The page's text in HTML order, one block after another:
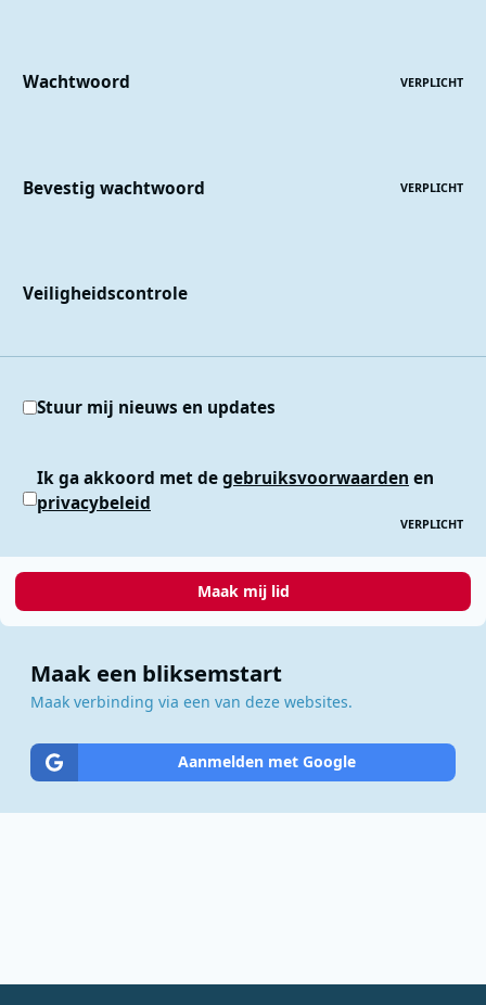
Wachtwoord VERPLICHT
Bevestig wachtwoord VERPLICHT
Veiligheidscontrole
Stuur mij nieuws en updates
Ik ga akkoord met degebruiksvoorwaarden en
privacybeleid
VERPLICHT
Maak mij lid
Maak een bliksemstart
Maak verbinding via een van deze websites.
Aanmelden met Google